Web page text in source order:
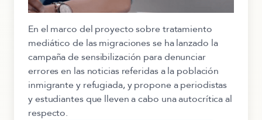
En el marco del proyecto sobre tratamiento
mediático de las migraciones se ha lanzado la
campaña de sensibilización para denunciar
errores en las noticias referidas a la población
inmigrante y refugiada, y propone a periodistas
y estudiantes que lleven a cabo una autocrítica al
respecto.